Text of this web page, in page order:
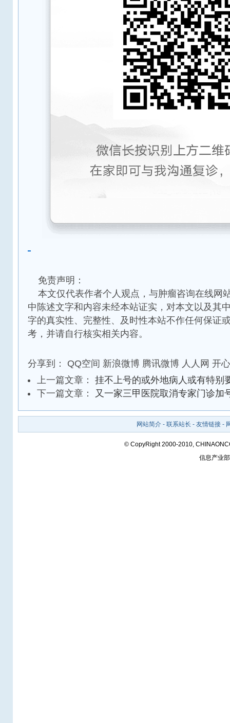
免责声明：
本文仅代表作者个人观点，与肿瘤咨询在线网
中陈述文字和内容未经本站证实，对本文以及其
字的真实性、完整性、及时性本站不作任何保证
考，并请自行核实相关内容。
分享到： QQ空间 新浪微博 腾讯微博 人人网 开
上一篇文章： 挂不上号的或外地病人或有特别
下一篇文章： 又一家三甲医院取消专家门诊加
网站简介- 联系站长 - 友情链接-
© CopyRight 2000-2010,
信息产业